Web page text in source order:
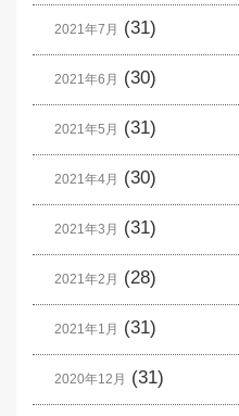
2021年7月 (31)
2021年6月 (30)
2021年5月 (31)
2021年4月 (30)
2021年3月 (31)
2021年2月 (28)
2021年1月 (31)
2020年12月 (31)